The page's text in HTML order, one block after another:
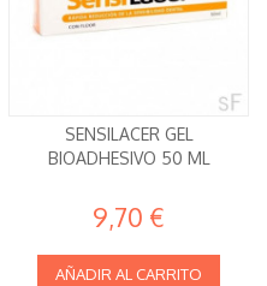
SENSILACER GEL
BIOADHESIVO 50 ML
9,70 €
AÑADIR AL CARRITO